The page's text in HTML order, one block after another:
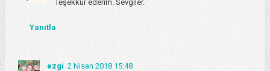
Teşekkür ederim. Sevgiler.
Yanıtla
ezgi 2 Nisan 2018 15:48